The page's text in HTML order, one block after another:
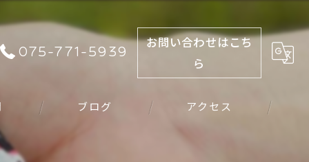
075-771-5939
お問い合わせはこち
ら
ブログ アクセス